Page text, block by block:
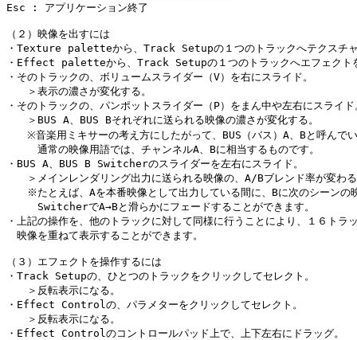
Esc : アプリケーション終了
（２）映像を出すには
・Texture paletteから、Track Setupの１つのトラックへテクスチャ
・Effect paletteから、Track Setupの１つのトラックへエフェクトを
・そのトラックの、ボリュームスライダー（V）を右にスライド。
＞表示の濃さが変化する。
・そのトラックの、パンポットスライダー（P）をまん中や左右にスライド
＞BUS A、BUS Bそれぞれに送られる映像の濃さが変化する。
※音楽用ミキサーの考え方にしたがって、BUS（バス）A、Bと呼んで
通常の映像用語では、チャンネルA、Bに相当するものです。
・BUS A、BUS B Switcherのスライダーを左右にスライド。
＞メインレンダリング出力に送られる映像の、A/Bブレンド率が変わ
※たとえば、Aを本番映像として出力している間に、Bに次のシーンの
SwitcherでA→Bと滑らかにフェードすることができます。
・上記の操作を、他のトラックに対して同様に行うことにより、１６トラ
映像を重ねて表示することができます。
（３）エフェクトを操作するには
・Track Setupの、ひとつのトラックをクリックしてセレクト。
＞反転表示になる。
・Effect Controlの、パラメターをクリックしてセレクト。
＞反転表示になる。
・Effect Controlのコントロールパッド上で、上下左右にドラッグ。